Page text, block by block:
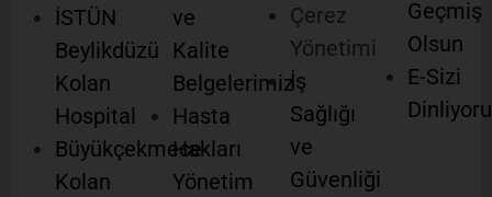
İSTÜN
Beylikdüzü
Kolan
Hospital
Büyükçekmece
Kolan
ve
Kalite
Belgelerimiz
Hasta
Hakları
Yönetim
Çerez
Yönetimi
İş
Sağlığı
ve
Güvenliği
Geçmiş
Olsun
E-Sizi